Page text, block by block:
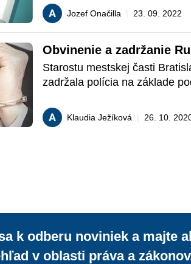
o tom bol prípad starostu
Generálny prokurátor SR
uznesenie o vznesení
s povoľovaním stavieb a
zodpovednosťou starostov?
Jozef Onačilla 23. 09. 2022
Obvinenie a zadržanie
Starostu mestskej časti
zadržala polícia na základe
Klaudia Ježíková 26. 10.
k odberu noviniek a majte
v oblasti práva a